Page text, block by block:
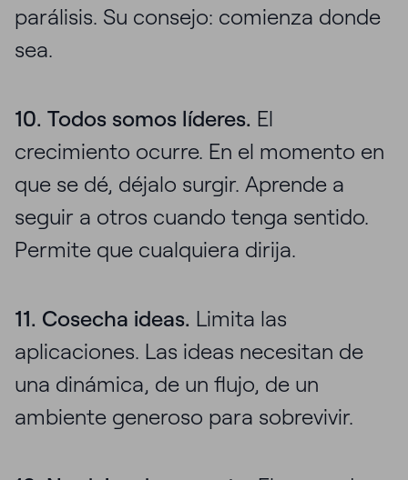
parálisis. Su consejo: comienza donde
sea.
10. Todos somos líderes. El
crecimiento ocurre. En el momento en
que se dé, déjalo surgir. Aprende a
seguir a otros cuando tenga sentido.
Permite que cualquiera dirija.
11. Cosecha ideas. Limita las
aplicaciones. Las ideas necesitan de
una dinámica, de un flujo, de un
ambiente generoso para sobrevivir.